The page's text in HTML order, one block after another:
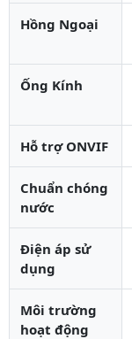
Hồng Ngoại
Ống Kính
Hỗ trợ ONVIF
Chuẩn chóng
nước
Điện áp sử
dụng
Môi trường
hoạt động